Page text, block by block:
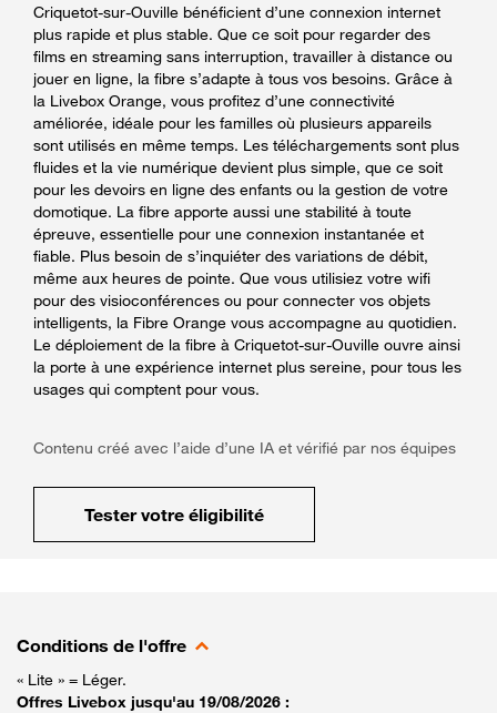
Criquetot-sur-Ouville bénéficient d’une connexion internet
plus rapide et plus stable. Que ce soit pour regarder des
films en streaming sans interruption, travailler à distance ou
jouer en ligne, la fibre s’adapte à tous vos besoins. Grâce à
la Livebox Orange, vous profitez d’une connectivité
améliorée, idéale pour les familles où plusieurs appareils
sont utilisés en même temps. Les téléchargements sont plus
fluides et la vie numérique devient plus simple, que ce soit
pour les devoirs en ligne des enfants ou la gestion de votre
domotique. La fibre apporte aussi une stabilité à toute
épreuve, essentielle pour une connexion instantanée et
fiable. Plus besoin de s’inquiéter des variations de débit,
même aux heures de pointe. Que vous utilisiez votre wifi
pour des visioconférences ou pour connecter vos objets
intelligents, la Fibre Orange vous accompagne au quotidien.
Le déploiement de la fibre à Criquetot-sur-Ouville ouvre ainsi
la porte à une expérience internet plus sereine, pour tous les
usages qui comptent pour vous.
Contenu créé avec l’aide d’une IA et vérifié par nos équipes
Tester votre éligibilité
Conditions de l'offre
« Lite » = Léger.
Offres Livebox jusqu'au 19/08/2026 :